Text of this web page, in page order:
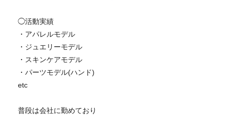
◯活動実績
・アパレルモデル
・ジュエリーモデル
・スキンケアモデル
・パーツモデル(ハンド)
etc
普段は会社に勤めており